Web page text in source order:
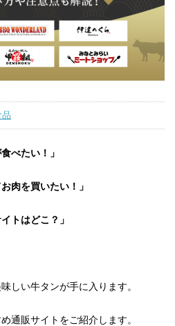
品
べたい！」
肉を買いたい！」
トはどこ？」
しい牛タンが手に入ります。
通販サイトをご紹介します。